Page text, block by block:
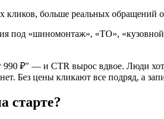
больше реальных обращений
под «шиномонтаж», «ТО»,
₽" — и CTR вырос вдвое. Люди
Без цены кликают все подряд, а
старте?